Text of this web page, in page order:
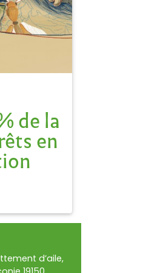
de la
en
le
du carbone.
la forêt
pour vivre...
d’aile,